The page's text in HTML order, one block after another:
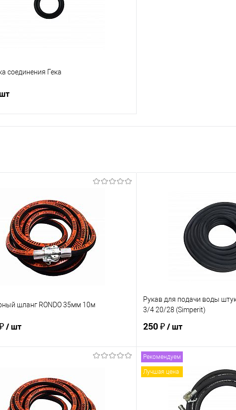
соединения Гека
В наличии
шланг RONDO 35мм 10м
/ шт
в 1 клик
К сравнению
Рукав для подачи воды
3/4 20/28 (Simperit)
250 ₽/ шт
В
Купить в 1 клик
Рекомендуем
Лучшая цена